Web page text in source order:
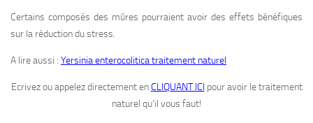
Certains composés des mûres pourraient avoir des effets bénéfiques
sur la réduction du stress.
A lire aussi : Yersinia enterocolitica traitement naturel
Ecrivez ou appelez directement enCLIQUANT ICI pour avoir le traitement
naturel qu’il vous faut!